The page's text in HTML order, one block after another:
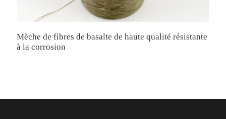
Mèche de fibres de basalte de haute qualité résistante
à la corrosion